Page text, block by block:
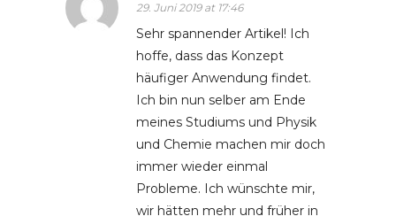
29. Juni 2019 at 17:46
Sehr spannender Artikel! Ich
hoffe, dass das Konzept
häufiger Anwendung findet.
Ich bin nun selber am Ende
meines Studiums und Physik
und Chemie machen mir doch
immer wieder einmal
Probleme. Ich wünschte mir,
wir hätten mehr und früher in